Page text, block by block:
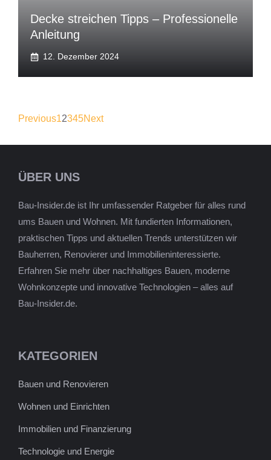
Decke streichen Tipps – Professionelle
Anleitung
12. Dezember 2024
Previous12345Next
ÜBER UNS
Bau-Insider.de ist Ihr umfassender Ratgeber für alles rund
ums Bauen und Wohnen. Mit fundierten Informationen,
praktischen Tipps und aktuellen Trends unterstützen wir
Bauherren, Renovierer und Immobilieninteressierte.
Erfahren Sie mehr über nachhaltiges Bauen, moderne
Wohnkonzepte und innovative Technologien – alles auf
Bau-Insider.de.
KATEGORIEN
Bauen und Renovieren
Wohnen und Einrichten
Immobilien und Finanzierung
Technologie und Energie